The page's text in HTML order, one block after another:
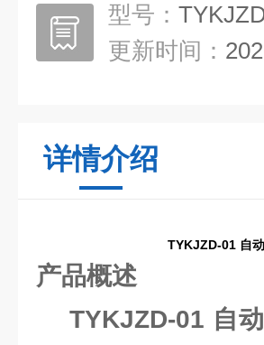
型号：
更新时间：
详情介绍
TYKJZD-01 自
产品概述
TYKJZD-01 自